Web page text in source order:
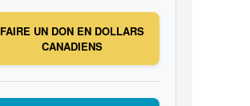
FAIRE UN DON EN DOLLARS
CANADIENS